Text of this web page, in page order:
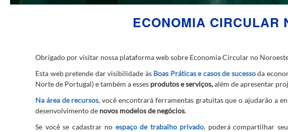
ECONOMIA CIRCULAR
Obrigado por visitar nossa plataforma web sobre Economia Circular no
Esta web pretende dar visibilidade às Boas Práticas e casos de sucessoda
Norte de Portugal) e também a esses produtos e serviços,além de apresentar
Na área de recursos, você encontrará ferramentas gratuitas que o ajudarão a
desenvolvimento de novos modelos de negócios.
Se você se cadastrar no espaço de trabalho privado, poderá compartilhar